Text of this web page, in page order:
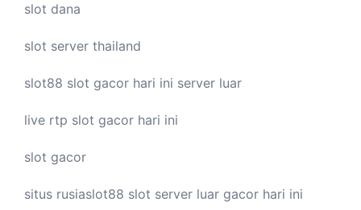
slot dana
slot server thailand
slot88 slot gacor hari ini server luar
live rtp slot gacor hari ini
slot gacor
situs rusiaslot88 slot server luar gacor hari ini